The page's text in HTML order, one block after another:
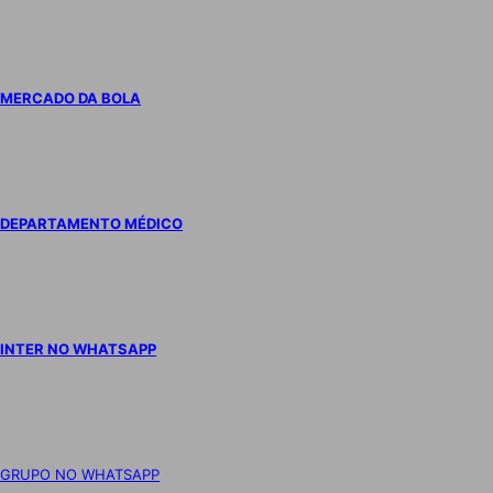
MERCADO DA BOLA
DEPARTAMENTO MÉDICO
INTER NO WHATSAPP
GRUPO NO WHATSAPP